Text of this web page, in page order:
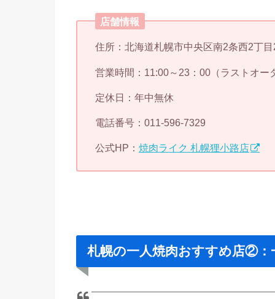
店舗情報
住所：北海道札幌市中央区南2条西2丁
営業時間：11:00～23：00（ラストオー
定休日：年中無休
電話番号：011-596-7329
公式HP：焼肉ライク 札幌狸小路店
札幌の一人焼肉おすすめ店②：